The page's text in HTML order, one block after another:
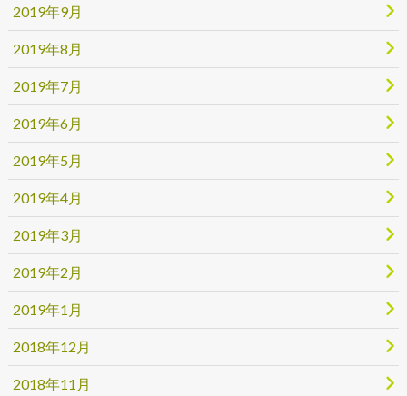
2019年9月
2019年8月
2019年7月
2019年6月
2019年5月
2019年4月
2019年3月
2019年2月
2019年1月
2018年12月
2018年11月